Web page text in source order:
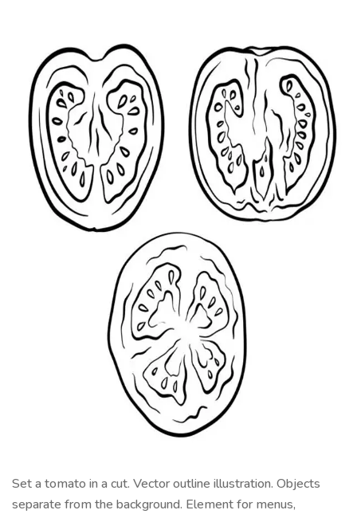
Set a tomato in a cut. Vector outline illustration. Objects
separate from the background. Element for menus,